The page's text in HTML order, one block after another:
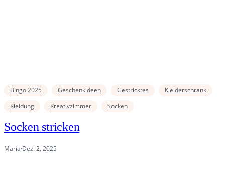
Bingo 2025 Geschenkideen Gestricktes
Kleiderschrank
Kleidung
Kreativzimmer Socken
Socken stricken
Maria·Dez. 2, 2025